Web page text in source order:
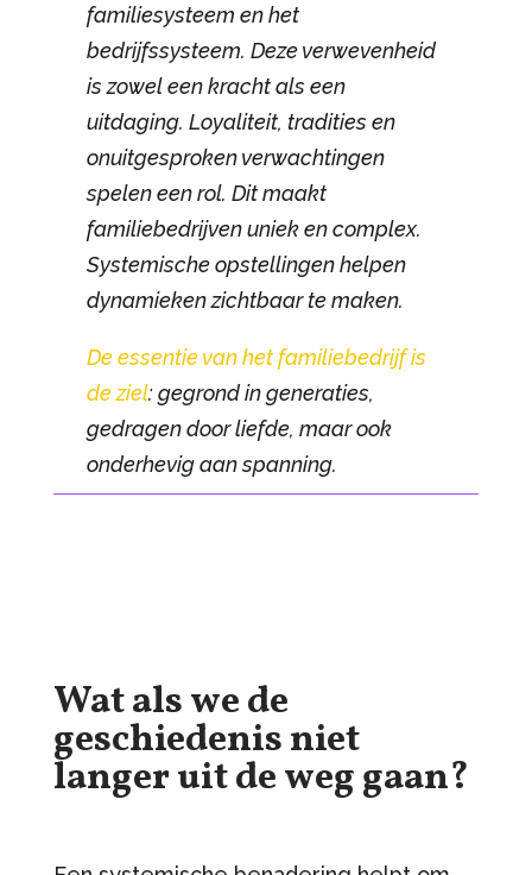
familiesysteem en het
bedrijfssysteem. Deze verwevenheid
is zowel een kracht als een
uitdaging. Loyaliteit, tradities en
onuitgesproken verwachtingen
spelen een rol. Dit maakt
familiebedrijven uniek en complex.
Systemische opstellingen helpen
dynamieken zichtbaar te maken.
De essentie van het familiebedrijf is
de ziel: gegrond in generaties,
gedragen door liefde, maar ook
onderhevig aan spanning.
Wat als we de
geschiedenis niet
langer uit de weg gaan?